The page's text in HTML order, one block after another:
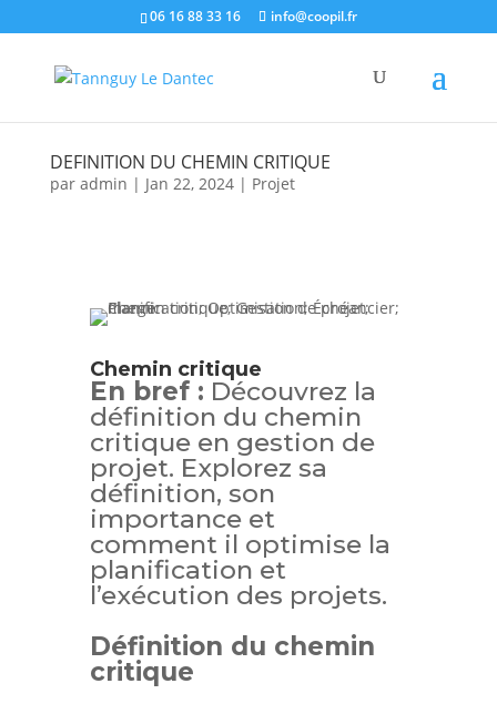
06 16 88 33 16 info@coopil.fr
DEFINITION DU CHEMIN CRITIQUE
par admin | Jan 22, 2024| Projet
Chemin critique
En bref : Découvrez la
définition du chemin
critique en gestion de
projet. Explorez sa
définition, son
importance et
comment il optimise la
planification et
l’exécution des projets.
Définition du chemin
critique